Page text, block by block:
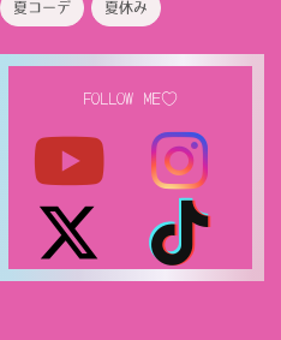
夏コーデ 夏休み
FOLLOW ME♡